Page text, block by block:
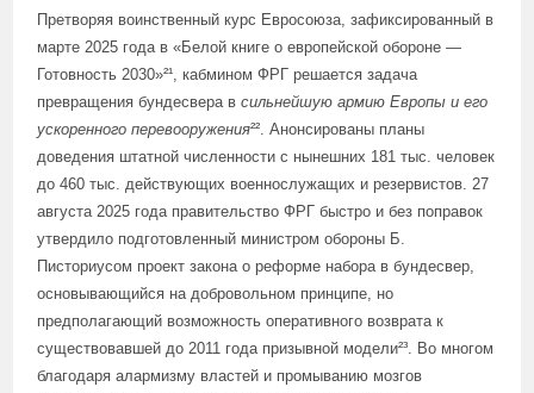
Претворяя воинственный курс Евросоюза, зафиксированный в
марте 2025 года в «Белой книге о европейской обороне —
Готовность 2030»²¹, кабмином ФРГ решается задача
превращения бундесвера всильнейшую армию Европы и его
ускоренного перевооружения²². Анонсированы планы
доведения штатной численности с нынешних 181 тыс. человек
до 460 тыс. действующих военнослужащих и резервистов. 27
августа 2025 года правительство ФРГ быстро и без поправок
утвердило подготовленный министром обороны Б.
Писториусом проект закона о реформе набора в бундесвер,
основывающийся на добровольном принципе, но
предполагающий возможность оперативного возврата к
существовавшей до 2011 года призывной модели²³. Во многом
благодаря алармизму властей и промыванию мозгов